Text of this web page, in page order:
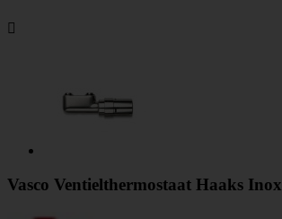

Vasco Ventielthermostaat Haaks Inox